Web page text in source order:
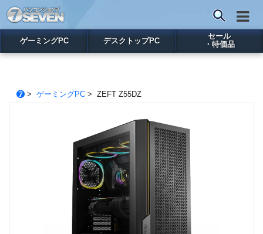
ゲーミングPC デスクトップPC
セール
・特価品
> ゲーミングPC> ZEFT Z55DZ